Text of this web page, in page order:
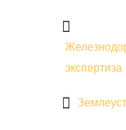
экспертиза